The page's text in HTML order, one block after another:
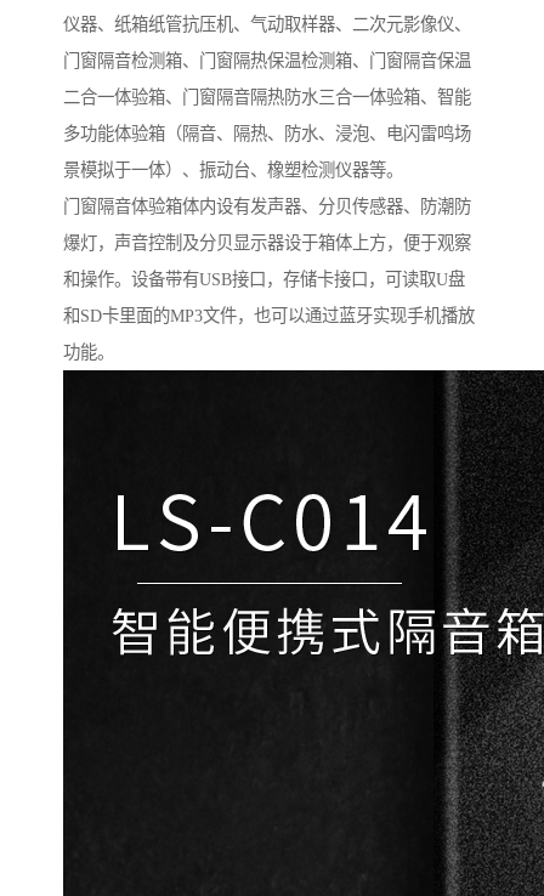
仪器、纸箱纸管抗压机、气动取样器、二次元影像仪、
门窗隔音检测箱、门窗隔热保温检测箱、门窗隔音保温
二合一体验箱、门窗隔音隔热防水三合一体验箱、智能
多功能体验箱（隔音、隔热、防水、浸泡、电闪雷鸣场
景模拟于一体）、振动台、橡塑检测仪器等。
门窗隔音体验箱体内设有发声器、分贝传感器、防潮防
爆灯，声音控制及分贝显示器设于箱体上方，便于观察
和操作。设备带有USB接口，存储卡接口，可读取U盘
和SD卡里面的MP3文件，也可以通过蓝牙实现手机播放
功能。